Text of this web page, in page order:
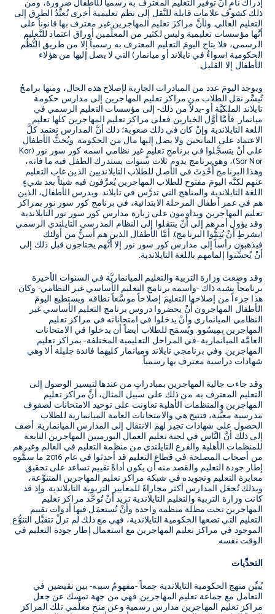
إدراك نامٍ أنَّ توفير التعليم المعترف به رسمياً للأطفال ضرورة، ومن
ذلك كشوف علامات قابلة للنَّقل إلى نظم تعليمية أخرى تُعبِّدُ الطرق إلى
التعليم العالي. ولأنَّ مراكزَ تعليم المهاجرين غير معترف بها قانوناً على
أنَّها مؤسسات تعليمية وليس لكثير من المعلِّمين أوراق اعتماد للتَّعليم
الرسمي، فلا يتاح اليومَ التعليم المعترف به رسمياً إلا من طريق النُّظُم
الحكومية (سواءٌ في تايلاند أو ميانمار) التي لا يصل إليها من هؤلاء
الأطفال إلا القليل.
ويوجد اليومَ عدد من المبادرات الجارية لإصلاح هذه الحال، ومنها برامجُ
تُيسِّر نقل الطلاب من مراكز تعليم المهاجرين إلى مدارس حكومة
تايلاند الملكيَّة أو -بدلاً من ذلك- إلى مؤسسات التعليم الرسمي في
ميانمار. فأمَّا أوَّل الخيارين فعلى مراكز تعليم المهاجرين كلها تعليم
اللغة التايلاندية وإنْ كان في ذلك صعوبة؛ ذلك أنَّ المدارس تعتمد كلَّ
الاعتماد على المانحين ولا يصل إليها مال من الحكومة. ويُحثُّ الأطفال
على أنْ يتسجَّلوا في برنامجِ تعليمٍ غير نظامي اسمه كور سور نور (Kor
Sor Nor)، وهو برنامج يدوم ثلاث سنوات يستدرك الطفل فيه ما فاته،
وهذا البرنامج أُحْدِثَ في الأصل للطلاب التايلانديين الذين غاب التعليم
عنهم لكنَّه اليومَ مفتوح للطلاب المهاجرين يُعرَّفون فيه شيئاً بعد شيءٍ
اللغة التايلاندية والمناهج التي تدرَّس في تايلاند. ويدرس الأطفال، الذين
هم في عمر أطفال المرحلة الابتدائية، في برنامج كور سور نور بمراكز
تعليم المهاجرين ويداومون على زيارة مدارس كور سور نور التايلاندية
وقد يؤول أمرهم إلى أنْ ينتقلوا إلى النظام المدرسي التايلندي الرسمي
(بشرطِ أنْ يُتِمُّوا البرنامج). أمَّا الأطفال الذين هم أسنُّ من أولئك
فيذهبون رأساً إلى مدارس كور سور نور إلا أنَّهم يحتاجون قبل ذلك إلى
أنْ يُحسِّنوا إلمامهم باللغة التايلاندية.
وقد وضعت وزارة التربية والتعليم الميانماريَّة في السنوات الأخيرة
برنامجاً يشبه ذاك -واسمه برنامج التعليم الأساسي غير النظامي- وكان
هذا جزءاً من إصلاحها التعليمَ إصلاحاً موسَّعاً نطاقه. ويستطيع اليومَ
الأطفال المهاجرون أنْ يحضروا دروس برنامج التعليم الأساسي غير
النظامي الميانماري وأنْ يدخلوا في امتحاناته في مراكز تعليم
المهاجرين بِمِيسُوو. ويُسمَح للطلاب أيضاً أن يدخلوا في الامتحانات
العامَّة الميانمارية -في المراحل التعليمية المختلفة- بمراكز تعليم
المهاجرين. وفي برنامجي تايلاند وميانمار كليهما فائدة جليلة ألا وهي
شهادات دراسية معترف بها رسمياً.
وقد جاءت جالية المهاجرين بمبادراتٍ من عندها لتيسير الوصول إلى
التعليم المعترف به. من ذلك على سبيل المثال، أنَّ مراكز تعليم
المهاجرين والمنظمات الأهلية تعاونت على توحيد الامتحانات لصفوف
مدرسية معيَّنة، فتتيح هي والامتحانات العامة الميانمارية للطلاب
الحصول على شهادات تجيز لهم الانتقال إلى المدارس الميانمارية. أضف
إلى ذلك أنَّ النَّاس في لجنة تعليم العمال البورميين المهاجرين التابعة
للمنظمات الأهلية والفرع التايلندي من منظمة التعليم في العالم وغيرهم
من أصحاب المصلحة في قطاع التعليم قد أحدثوا في عام 2016 ما سمَّوه
إطار جودة التعليم والقصد منه أن يكون أداةً تقييم تساعد على تحقيق
معايرة التعليم وتجويده في شبكة مراكز تعليم المهاجرين المتنوِّعة،
وبذلك تُجعَل المدارس أكثر مجاراةً للمعايير التربوية التايلاندية. وإذ قد
كانت وزارة التربية والتعليم التايلاندية تريد أنْ تُوحَّد مراكز تعليم
المهاجرين تحت مظلة منظمة واحدة وأنْ تُستعمَل فيها أدوات تقييم
التعليم التي تضعها الحكومية التايلاندية، فهي مع ذلك لم تزلْ تتقبَّل التنوُّع
الموجود في مراكز تعليم المهاجرين مع استعمال إطار جودة التعليم في
الوقت نفسه.
التحدِّيات
يُبيِّن منهج الحكومية التايلاندية جمعاً -مفهومٌ سببه- بين نقيضين في
التعامل مع جماعة تعليم المهاجرين. فهي من جهة تمسك عن جعل
مراكز تعليم المهاجرين مدارس رسمية وعن منح معلِّمي تلك المراكز